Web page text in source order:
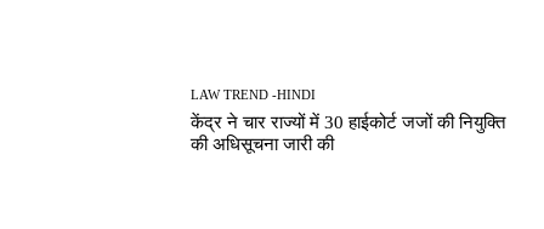
LAW TREND -HINDI
केंद्र ने चार राज्यों में 30 हाईकोर्ट जजों की नियुक्ति
की अधिसूचना जारी की